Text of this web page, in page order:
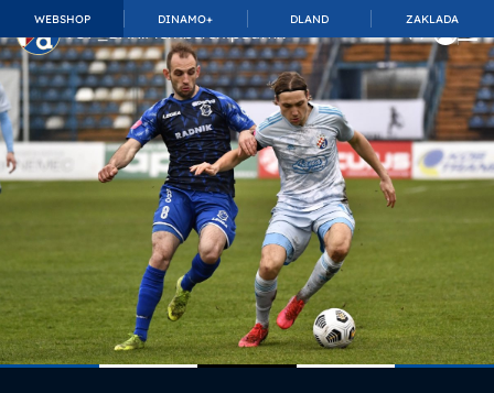
WEBSHOP DINAMO+ DLAND ZAKLADA
TOP_BAR.MembershipSuffix